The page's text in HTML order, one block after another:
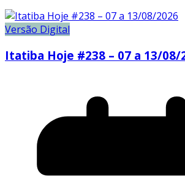
Versão Digital
Itatiba Hoje #238 – 07 a 13/08/